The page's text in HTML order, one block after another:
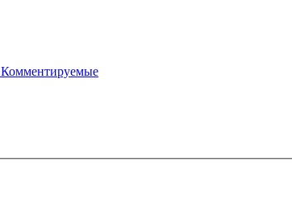
Комментируемые